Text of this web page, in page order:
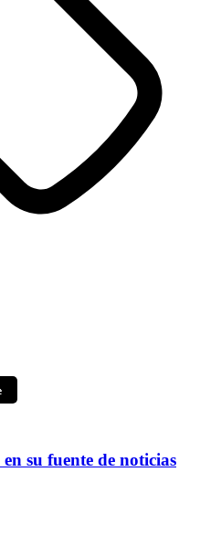
en su fuente de noticias